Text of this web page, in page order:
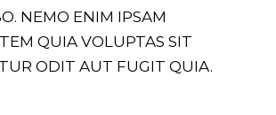
NEMO ENIM IPSAM
QUIA VOLUPTAS SIT
ODIT AUT FUGIT QUIA.